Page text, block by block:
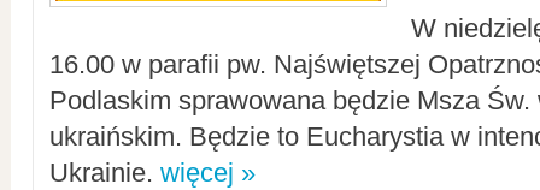
W
16.00 w parafii pw. Najświętszej
Podlaskim sprawowana będzie Msza Św.
ukraińskim. Będzie to Eucharystia w
Ukrainie. więcej »